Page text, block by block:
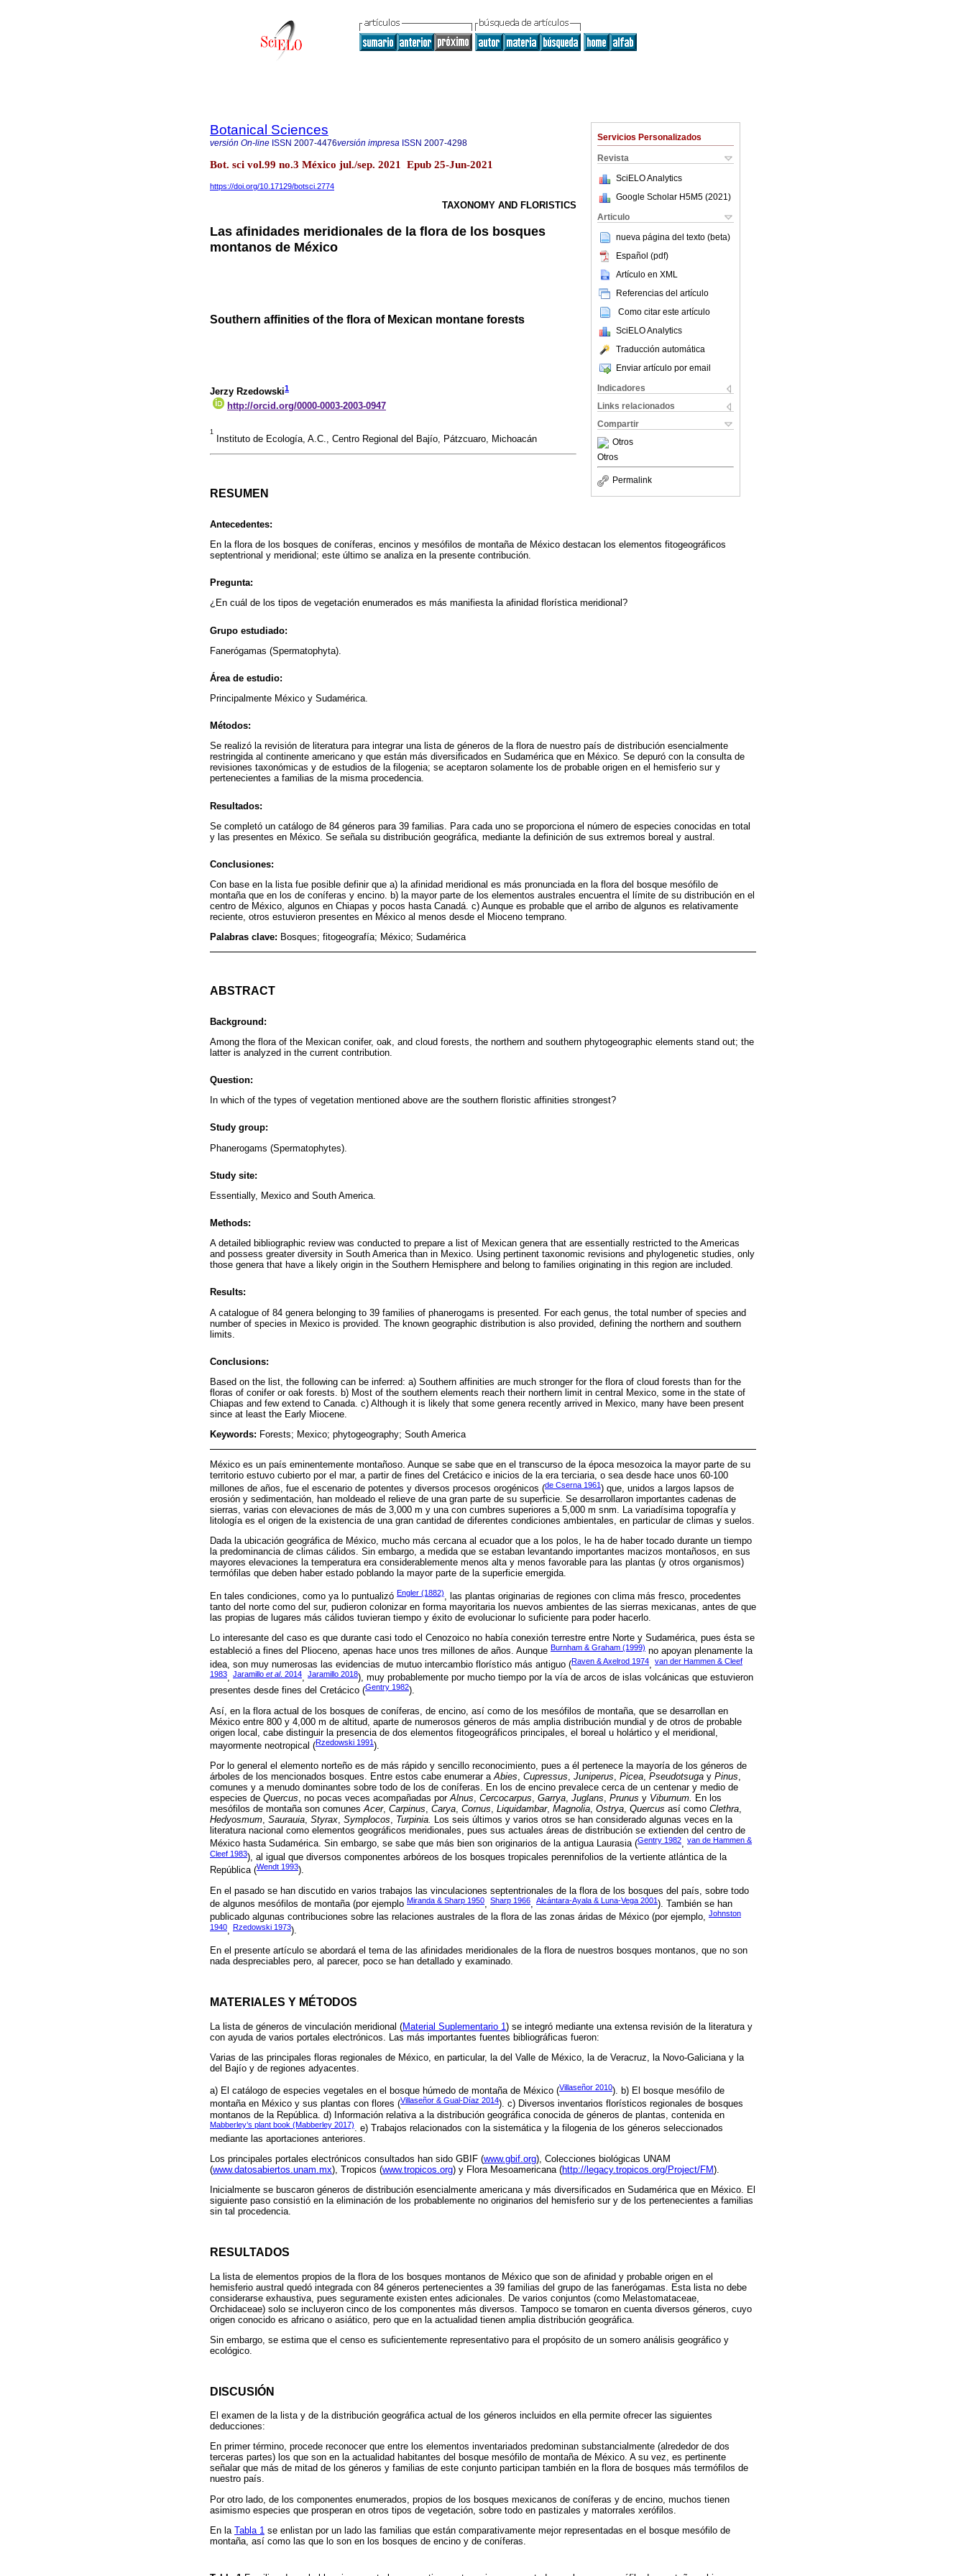
Servicios Personalizados
Revista
SciELO Analytics
Google Scholar H5M5 (2021 )
Articulo
nueva página del texto (beta)
Español (pdf)
Artículo en XML
Referencias del artículo
Como citar este artículo
SciELO Analytics
Traducción automática
Enviar artículo por email
Indicadores
Links relacionados
Compartir
Otros
Otros
Permalink
Botanical Sciences
versión On-line ISSN 2007-4476versión impresa ISSN 2007-4298
Bot. sci vol.99 no.3 México jul./sep. 2021 Epub 25-Jun-2021
https://doi.org/10.17129/botsci.2774
TAXONOMY AND FLORISTICS
Las afinidades meridionales de la flora de los bosques
montanos de México
Southern affinities of the flora of Mexican montane forests
Jerzy Rzedowski1
http://orcid.org/0000-0003-2003-0947
1
Instituto de Ecología, A.C., Centro Regional del Bajío, Pátzcuaro, Michoacán
RESUMEN
Antecedentes:
En la flora de los bosques de coníferas, encinos y mesófilos de montaña de México destacan los elementos fitogeográficos
septentrional y meridional; este último se analiza en la presente contribución.
Pregunta:
¿En cuál de los tipos de vegetación enumerados es más manifiesta la afinidad florística meridional?
Grupo estudiado:
Fanerógamas (Spermatophyta).
Área de estudio:
Principalmente México y Sudamérica.
Métodos:
Se realizó la revisión de literatura para integrar una lista de géneros de la flora de nuestro país de distribución esencialmente
restringida al continente americano y que están más diversificados en Sudamérica que en México. Se depuró con la consulta de
revisiones taxonómicas y de estudios de la filogenia; se aceptaron solamente los de probable origen en el hemisferio sur y
pertenecientes a familias de la misma procedencia.
Resultados:
Se completó un catálogo de 84 géneros para 39 familias. Para cada uno se proporciona el número de especies conocidas en total
y las presentes en México. Se señala su distribución geográfica, mediante la definición de sus extremos boreal y austral.
Conclusiones:
Con base en la lista fue posible definir que a) la afinidad meridional es más pronunciada en la flora del bosque mesófilo de
montaña que en los de coníferas y encino. b) la mayor parte de los elementos australes encuentra el límite de su distribución en el
centro de México, algunos en Chiapas y pocos hasta Canadá. c) Aunque es probable que el arribo de algunos es relativamente
reciente, otros estuvieron presentes en México al menos desde el Mioceno temprano.
Palabras clave: Bosques; fitogeografía; México; Sudamérica
ABSTRACT
Background:
Among the flora of the Mexican conifer, oak, and cloud forests, the northern and southern phytogeographic elements stand out; the
latter is analyzed in the current contribution.
Question:
In which of the types of vegetation mentioned above are the southern floristic affinities strongest?
Study group:
Phanerogams (Spermatophytes).
Study site:
Essentially, Mexico and South America.
Methods:
A detailed bibliographic review was conducted to prepare a list of Mexican genera that are essentially restricted to the Americas
and possess greater diversity in South America than in Mexico. Using pertinent taxonomic revisions and phylogenetic studies, only
those genera that have a likely origin in the Southern Hemisphere and belong to families originating in this region are included.
Results:
A catalogue of 84 genera belonging to 39 families of phanerogams is presented. For each genus, the total number of species and
number of species in Mexico is provided. The known geographic distribution is also provided, defining the northern and southern
limits.
Conclusions:
Based on the list, the following can be inferred: a) Southern affinities are much stronger for the flora of cloud forests than for the
floras of conifer or oak forests. b) Most of the southern elements reach their northern limit in central Mexico, some in the state of
Chiapas and few extend to Canada. c) Although it is likely that some genera recently arrived in Mexico, many have been present
since at least the Early Miocene.
Keywords: Forests; Mexico; phytogeography; South America
México es un país eminentemente montañoso. Aunque se sabe que en el transcurso de la época mesozoica la mayor parte de su
territorio estuvo cubierto por el mar, a partir de fines del Cretácico e inicios de la era terciaria, o sea desde hace unos 60-100
millones de años, fue el escenario de potentes y diversos procesos orogénicos (de Cserna 1961) que, unidos a largos lapsos de
erosión y sedimentación, han moldeado el relieve de una gran parte de su superficie. Se desarrollaron importantes cadenas de
sierras, varias con elevaciones de más de 3,000 m y una con cumbres superiores a 5,000 m snm. La variadísima topografía y
litología es el origen de la existencia de una gran cantidad de diferentes condiciones ambientales, en particular de climas y suelos.
Dada la ubicación geográfica de México, mucho más cercana al ecuador que a los polos, le ha de haber tocado durante un tiempo
la predominancia de climas cálidos. Sin embargo, a medida que se estaban levantando importantes macizos montañosos, en sus
mayores elevaciones la temperatura era considerablemente menos alta y menos favorable para las plantas (y otros organismos)
termófilas que deben haber estado poblando la mayor parte de la superficie emergida.
En tales condiciones, como ya lo puntualizó Engler (1882)
, las plantas originarias de regiones con clima más fresco, procedentes
tanto del norte como del sur, pudieron colonizar en forma mayoritaria los nuevos ambientes de las sierras mexicanas, antes de que
las propias de lugares más cálidos tuvieran tiempo y éxito de evolucionar lo suficiente para poder hacerlo.
Lo interesante del caso es que durante casi todo el Cenozoico no había conexión terrestre entre Norte y Sudamérica, pues ésta se
estableció a fines del Plioceno, apenas hace unos tres millones de años. Aunque Burnham & Graham (1999) no apoyan plenamente la
idea, son muy numerosas las evidencias de mutuo intercambio florístico más antiguo (Raven & Axelrod 1974
van der Hammen & Cleef
1983, Jaramillo et al. 2014, Jaramillo 2018), muy probablemente por mucho tiempo por la vía de arcos de islas volcánicas que estuvieron
presentes desde fines del Cretácico (Gentry 1982).
Así, en la flora actual de los bosques de coníferas, de encino, así como de los mesófilos de montaña, que se desarrollan en
México entre 800 y 4,000 m de altitud, aparte de numerosos géneros de más amplia distribución mundial y de otros de probable
origen local, cabe distinguir la presencia de dos elementos fitogeográficos principales, el boreal u holártico y el meridional,
mayormente neotropical (Rzedowski 1991).
Por lo general el elemento norteño es de más rápido y sencillo reconocimiento, pues a él pertenece la mayoría de los géneros de
árboles de los mencionados bosques. Entre estos cabe enumerar aAbies, Cupressus, Juniperus, Picea, Pseudotsuga y Pinus,
comunes y a menudo dominantes sobre todo de los de coníferas. En los de encino prevalece cerca de un centenar y medio de
especies de Quercus, no pocas veces acompañadas porAlnus, Cercocarpus, Garrya, Juglans, Prunus y Viburnum. En los
mesófilos de montaña son comunesAcer, Carpinus, Carya, Cornus, Liquidambar, Magnolia, Ostrya, Quercus así como Clethra,
Hedyosmum, Saurauia, Styrax, Symplocos, Turpinia. Los seis últimos y varios otros se han considerado algunas veces en la
literatura nacional como elementos geográficos meridionales, pues sus actuales áreas de distribución se extienden del centro de
México hasta Sudamérica. Sin embargo, se sabe que más bien son originarios de la antigua Laurasia (Gentry 1982, van de Hammen &
Cleef 1983), al igual que diversos componentes arbóreos de los bosques tropicales perennifolios de la vertiente atlántica de la
República (Wendt 1993).
En el pasado se han discutido en varios trabajos las vinculaciones septentrionales de la flora de los bosques del país, sobre todo
de algunos mesófilos de montaña (por ejemplo Miranda & Sharp 1950, Sharp 1966, Alcántara-Ayala & Luna-Vega 2001). También se han
publicado algunas contribuciones sobre las relaciones australes de la flora de las zonas áridas de México (por ejemplo, Johnston
1940, Rzedowski 1973).
En el presente artículo se abordará el tema de las afinidades meridionales de la flora de nuestros bosques montanos, que no son
nada despreciables pero, al parecer, poco se han detallado y examinado.
MATERIALES Y MÉTODOS
La lista de géneros de vinculación meridional (Material Suplementario 1) se integró mediante una extensa revisión de la literatura y
con ayuda de varios portales electrónicos. Las más importantes fuentes bibliográficas fueron:
Varias de las principales floras regionales de México, en particular, la del Valle de México, la de Veracruz, la Novo-Galiciana y la
del Bajío y de regiones adyacentes.
a) El catálogo de especies vegetales en el bosque húmedo de montaña de México (Villaseñor 2010). b) El bosque mesófilo de
montaña en México y sus plantas con flores (Villaseñor & Gual-Díaz 2014). c) Diversos inventarios florísticos regionales de bosques
montanos de la República. d) Información relativa a la distribución geográfica conocida de géneros de plantas, contenida en
Mabberley’s plant book (Mabberley 2017). e) Trabajos relacionados con la sistemática y la filogenia de los géneros seleccionados
mediante las aportaciones anteriores.
Los principales portales electrónicos consultados han sido GBIF (www.gbif.org), Colecciones biológicas UNAM
(www.datosabiertos.unam.mx), Tropicos (www.tropicos.org) y Flora Mesoamericana (http://legacy.tropicos.org/Project/FM).
Inicialmente se buscaron géneros de distribución esencialmente americana y más diversificados en Sudamérica que en México. El
siguiente paso consistió en la eliminación de los probablemente no originarios del hemisferio sur y de los pertenecientes a familias
sin tal procedencia.
RESULTADOS
La lista de elementos propios de la flora de los bosques montanos de México que son de afinidad y probable origen en el
hemisferio austral quedó integrada con 84 géneros pertenecientes a 39 familias del grupo de las fanerógamas. Esta lista no debe
considerarse exhaustiva, pues seguramente existen entes adicionales. De varios conjuntos (como Melastomataceae,
Orchidaceae) solo se incluyeron cinco de los componentes más diversos. Tampoco se tomaron en cuenta diversos géneros, cuyo
origen conocido es africano o asiático, pero que en la actualidad tienen amplia distribución geográfica.
Sin embargo, se estima que el censo es suficientemente representativo para el propósito de un somero análisis geográfico y
ecológico.
DISCUSIÓN
El examen de la lista y de la distribución geográfica actual de los géneros incluidos en ella permite ofrecer las siguientes
deducciones:
En primer término, procede reconocer que entre los elementos inventariados predominan substancialmente (alrededor de dos
terceras partes) los que son en la actualidad habitantes del bosque mesófilo de montaña de México. A su vez, es pertinente
señalar que más de mitad de los géneros y familias de este conjunto participan también en la flora de bosques más termófilos de
nuestro país.
Por otro lado, de los componentes enumerados, propios de los bosques mexicanos de coníferas y de encino, muchos tienen
asimismo especies que prosperan en otros tipos de vegetación, sobre todo en pastizales y matorrales xerófilos.
En la Tabla 1 se enlistan por un lado las familias que están comparativamente mejor representadas en el bosque mesófilo de
montaña, así como las que lo son en los bosques de encino y de coníferas.